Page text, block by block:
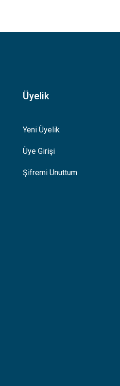
Üyelik
Yeni Üyelik
Üye Girişi
Şifremi Unuttum